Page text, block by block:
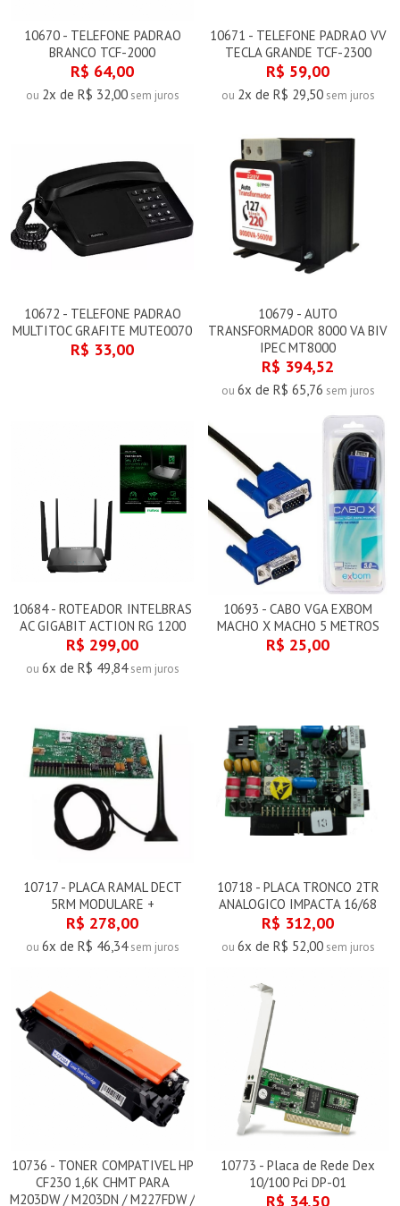
10670 - TELEFONE PADRAO
BRANCO TCF-2000
R$ 64,00
ou 2x de R$ 32,00sem juros
10671 - TELEFONE PADRAO VV
TECLA GRANDE TCF-2300
R$ 59,00
ou 2x de R$ 29,50sem juros
10672 - TELEFONE PADRAO
MULTITOC GRAFITE MUTE0070
R$ 33,00
10679 - AUTO
TRANSFORMADOR 8000 VA BIV
IPEC MT8000
R$ 394,52
ou 6x de R$ 65,76 sem juros
10684 - ROTEADOR INTELBRAS
AC GIGABIT ACTION RG 1200
R$ 299,00
ou 6x de R$ 49,84sem juros
10693 - CABO VGA EXBOM
MACHO X MACHO 5 METROS
R$ 25,00
10717 - PLACA RAMAL DECT
5RM MODULARE +
R$ 278,00
ou 6x de R$ 46,34sem juros
10718 - PLACA TRONCO 2TR
ANALOGICO IMPACTA 16/68
R$ 312,00
ou 6x de R$ 52,00sem juros
10736 - TONER COMPATIVEL HP
CF230 1,6K CHMT PARA
M203DW / M203DN / M227FDW /
10773 - Placa de Rede Dex
10/100 Pci DP-01
R$ 34,50